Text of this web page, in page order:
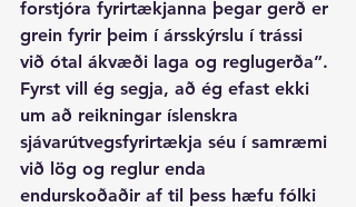
forstjóra fyrirtækjanna þegar gerð er
grein fyrir þeim í ársskýrslu í trássi
við ótal ákvæði laga og reglugerða”.
Fyrst vill ég segja, að ég efast ekki
um að reikningar íslenskra
sjávarútvegsfyrirtækja séu í samræmi
við lög og reglur enda
endurskoðaðir af til þess hæfu fólki